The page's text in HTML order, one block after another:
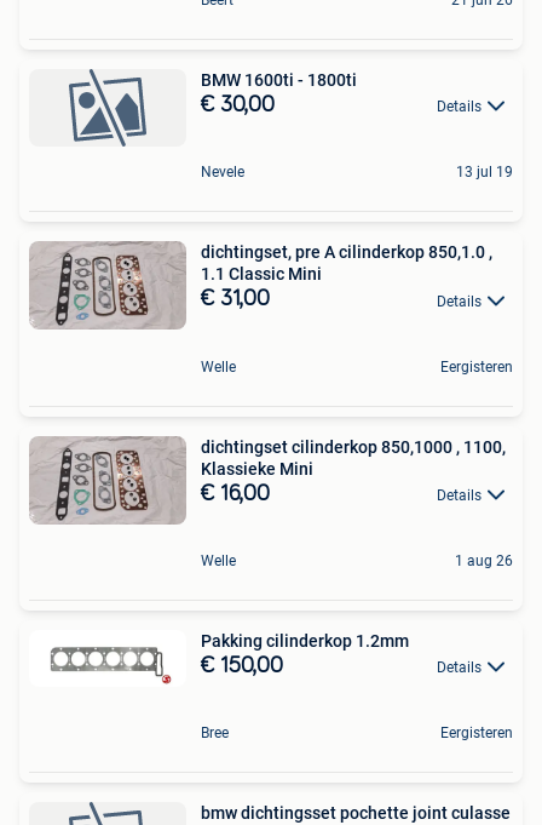
BMW 1600ti - 1800ti
€ 30,00 Details
Nevele 13 jul 19
dichtingset, pre A cilinderkop 850,1.0 ,
1.1 Classic Mini
€ 31,00 Details
Welle Eergisteren
dichtingset cilinderkop 850,1000 , 1100,
Klassieke Mini
€ 16,00 Details
Welle 1 aug 26
Pakking cilinderkop 1.2mm
€ 150,00 Details
Bree Eergisteren
bmw dichtingsset pochette joint culasse